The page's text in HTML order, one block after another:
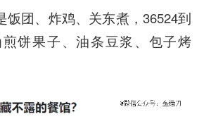
饭团、炸鸡、关东煮，36524到
饼果子、油条豆浆、包子烤